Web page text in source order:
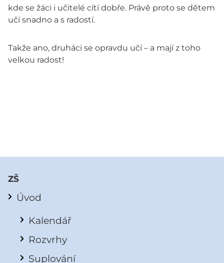
kde se žáci i učitelé cítí dobře. Právě proto se dětem
učí snadno a s radostí.
Takže ano, druháci se opravdu učí – a mají z toho
velkou radost!
ZŠ
Úvod
Kalendář
Rozvrhy
Suplování